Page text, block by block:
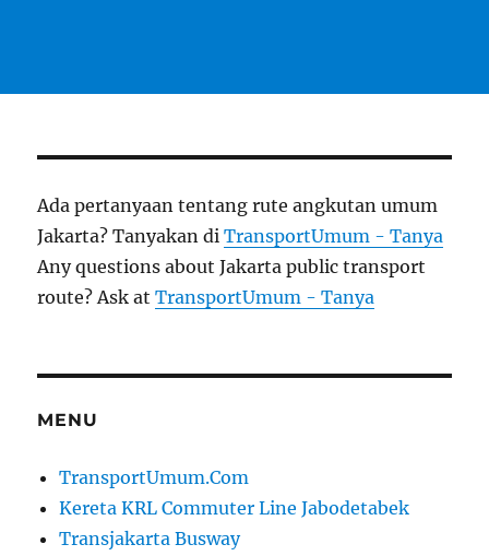
Ada pertanyaan tentang rute angkutan umum
Jakarta? Tanyakan diTransportUmum - Tanya
Any questions about Jakarta public transport
route? Ask atTransportUmum - Tanya
MENU
TransportUmum.Com
Kereta KRL Commuter Line Jabodetabek
Transjakarta Busway